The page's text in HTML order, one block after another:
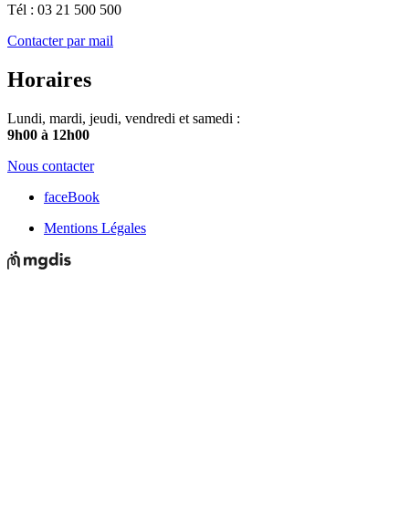
Tél : 03 21 500 500
Contacter par mail
Horaires
Lundi, mardi, jeudi, vendredi et samedi :
9h00 à 12h00
Nous contacter
faceBook
Mentions Légales